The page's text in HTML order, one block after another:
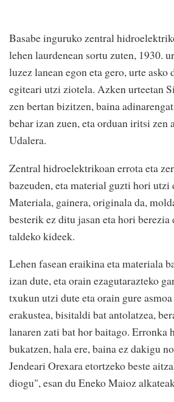
Basabe inguruko zentral
lehen laurdenean sortu zuten, 1930.
luzez lanean egon eta gero, urte asko
egiteari utzi ziotela. Azken urteetan
zen bertan bizitzen, baina
behar izan zuen, eta orduan iritsi zen
Udalera.
Zentral hidroelektrikoan errota eta
bazeuden, eta material guzti hori utzi
Materiala, gainera, originala da,
besterik ez ditu jasan eta hori
taldeko kideek.
Lehen fasean eraikina eta materiala
izan dute, eta orain ezagutarazteko
txukun utzi dute eta orain gure
erakustea, bisitaldi bat antolatzea,
lanaren zati bat hor baitago. Erronka
bukatzen, hala ere, baina ez dakigu
Jendeari Orexara etortzeko beste
diogu", esan du Eneko Maioz